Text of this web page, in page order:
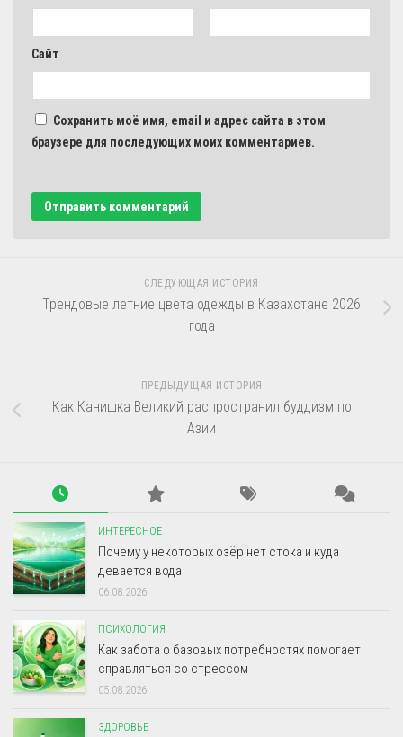
Сайт
Сохранить моё имя, email и адрес сайта в этом
браузере для последующих моих комментариев.
СЛЕДУЮЩАЯ ИСТОРИЯ
Трендовые летние цвета одежды в Казахстане 2026
года
ПРЕДЫДУЩАЯ ИСТОРИЯ
Как Канишка Великий распространил буддизм по
Азии
ИНТЕРЕСНОЕ
Почему у некоторых озёр нет стока и куда
девается вода
06.08.2026
ПСИХОЛОГИЯ
Как забота о базовых потребностях помогает
справляться со стрессом
05.08.2026
ЗДОРОВЬЕ